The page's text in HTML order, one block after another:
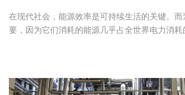
在现代社会，能源效率是可持续生活的关键。
要，因为它们消耗的能源几乎占全世界电力消耗